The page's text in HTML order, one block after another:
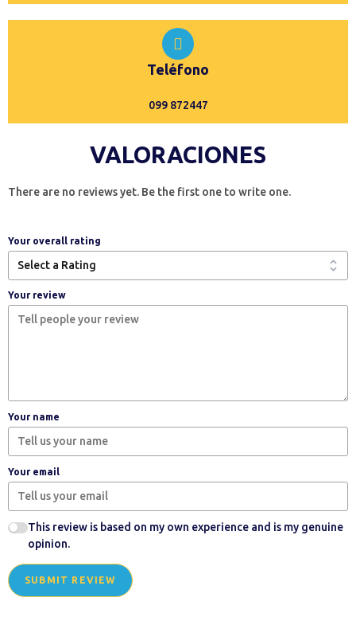
Teléfono
099 872447
VALORACIONES
There are no reviews yet. Be the first one to write one.
Your overall rating
Your review
Your name
Your email
This review is based on my own experience and is my genuine
opinion.
SUBMIT REVIEW